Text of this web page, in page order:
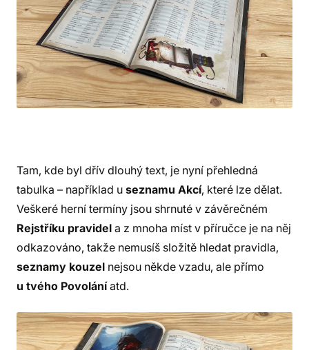
Tam, kde byl dřív dlouhý text, je nyní přehledná
tabulka – například u seznamu Akcí, které lze dělat.
Veškeré herní termíny jsou shrnuté v závěrečném
Rejstříku pravidel a z mnoha míst v příručce je na něj
odkazováno, takže nemusíš složitě hledat pravidla,
seznamy kouzel nejsou někde vzadu, ale přímo
u tvého Povoláníatd.